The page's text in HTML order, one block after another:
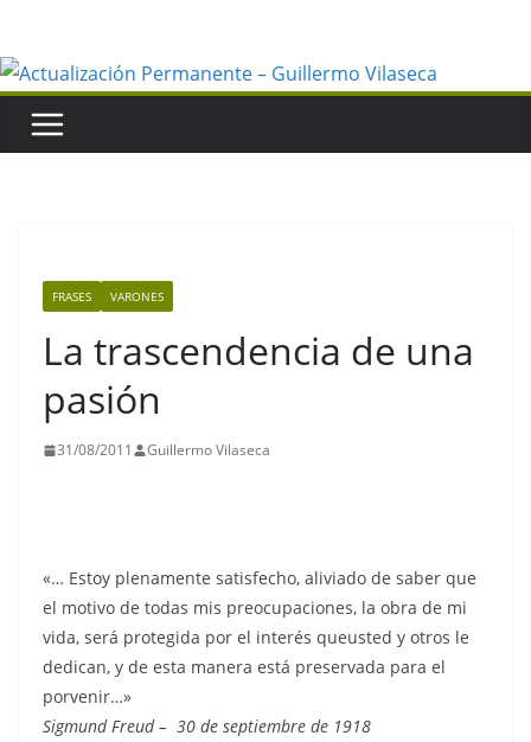
contenido
FRASES VARONES
La trascendencia de una
pasión
31/08/2011 Guillermo Vilaseca
«… Estoy plenamente satisfecho, aliviado de saber que
el motivo de todas mis preocupaciones, la obra de mi
vida, será protegida por el interés queusted y otros le
dedican, y de esta manera está preservada para el
porvenir…»
Sigmund Freud – 30 de septiembre de 1918